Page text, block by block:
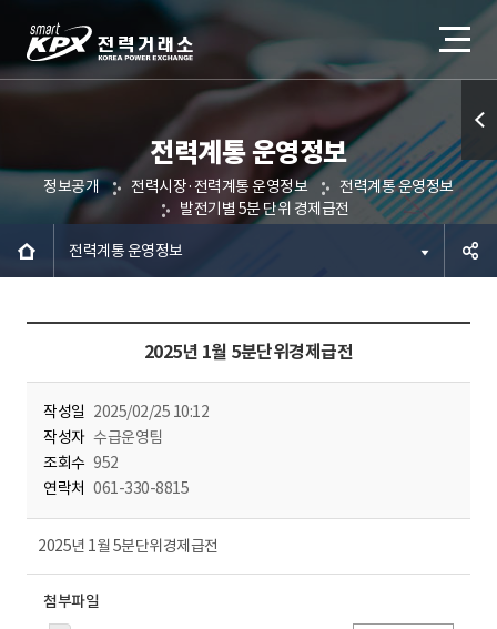
전력계통 운영정보
정보공개 전력시장·전력계통 운영정보
전력계통 운영정보
발전기별 5분 단위 경제급전
전력계통 운영정보
2025년 1월 5분단위경제급전
작성일 2025/02/25 10:12
작성자 수급운영팀
조회수 952
연락처 061-330-8815
2025년 1월 5분단위경제급전
첨부파일
퀵메
뉴 열
기